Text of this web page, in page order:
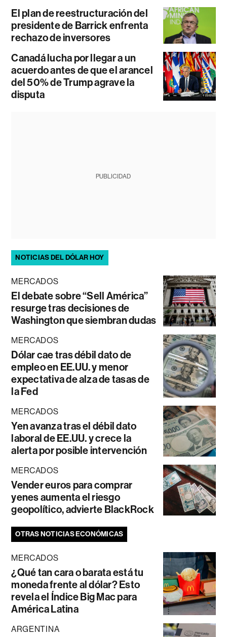
El plan de reestructuración del
presidente de Barrick enfrenta
rechazo de inversores
Canadá lucha por llegar a un
acuerdo antes de que el arancel
del 50% de Trump agrave la
disputa
PUBLICIDAD
NOTICIAS DEL DÓLAR HOY
MERCADOS
El debate sobre “Sell América”
resurge tras decisiones de
Washington que siembran dudas
MERCADOS
Dólar cae tras débil dato de
empleo en EE.UU. y menor
expectativa de alza de tasas de
la Fed
MERCADOS
Yen avanza tras el débil dato
laboral de EE.UU. y crece la
alerta por posible intervención
MERCADOS
Vender euros para comprar
yenes aumenta el riesgo
geopolítico, advierte BlackRock
OTRAS NOTICIAS ECONÓMICAS
MERCADOS
¿Qué tan cara o barata está tu
moneda frente al dólar? Esto
revela el Índice Big Mac para
América Latina
ARGENTINA